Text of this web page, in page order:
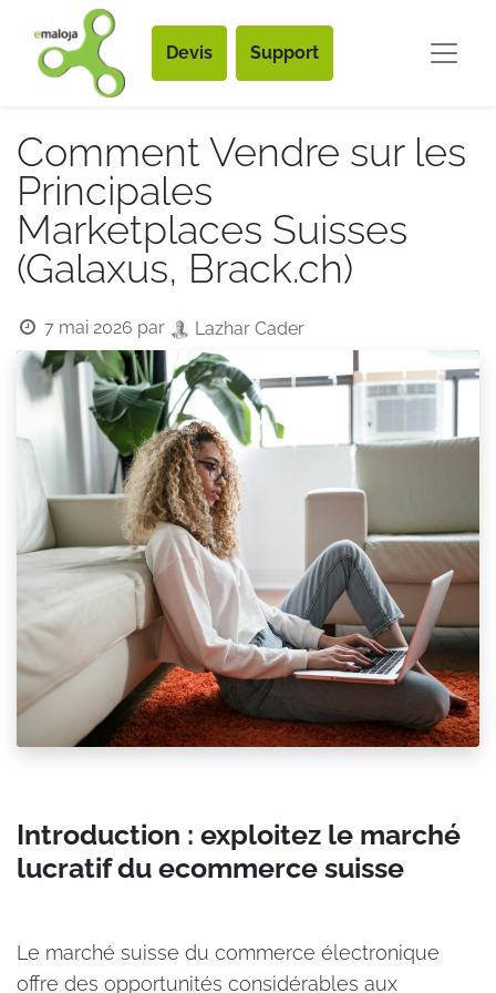
Devis Support
Comment Vendre sur les
Principales
Marketplaces Suisses
(Galaxus, Brack.ch)
7 mai 2026 par Lazhar Cader
Introduction : exploitez le marché
lucratif du ecommerce suisse
Le marché suisse du commerce électronique
offre des opportunités considérables aux